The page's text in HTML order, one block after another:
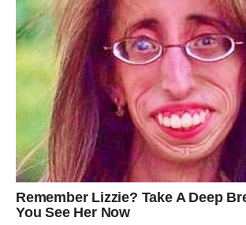
Jarčevi završavaju obaveze i osećaju
partner želi toplinu.
Stabilnost je vaša nagrada.
VODOLIJA –
Vodolije mogu doživeti neočekivanu
Budite otvoreni za novo.